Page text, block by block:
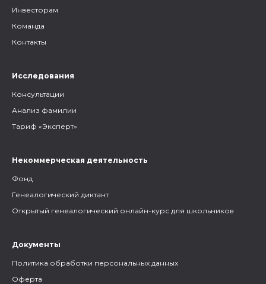
Инвесторам
Команда
Контакты
Исследования
Консультации
Анализ фамилии
Тариф «Эксперт»
Некоммерческая деятельность
Фонд
Генеалогический диктант
Открытый генеалогический онлайн-курс для школьников
Документы
Политика обработки персональных данных
Оферта